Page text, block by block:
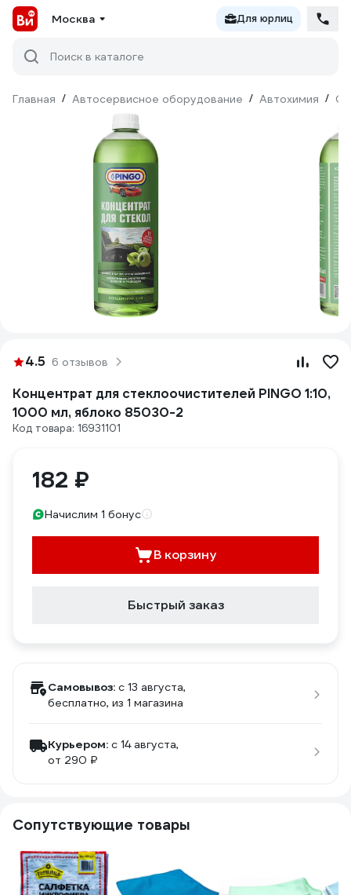
Москва Для юрлиц
Поиск в каталоге
Главная / Автосервисное оборудование / Автохимия /
4.5 6 отзывов
Концентрат для стеклоочистителей PINGO 1:10,
1000 мл, яблоко 85030-2
Код товара: 16931101
182 ₽
Начислим 1 бонус
В корзину
Быстрый заказ
Самовывоз: c 13 августа,
бесплатно, из 1 магазина
Курьером: c 14 августа,
от 290 ₽
Сопутствующие товары